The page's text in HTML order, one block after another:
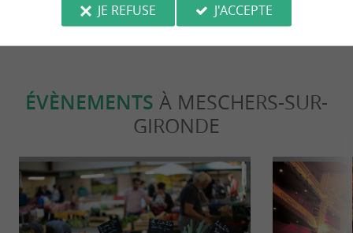
ÉVÈNEMENTS À MESCHERS-SUR-
GIRONDE
JE REFUSE
J'ACCEPTE